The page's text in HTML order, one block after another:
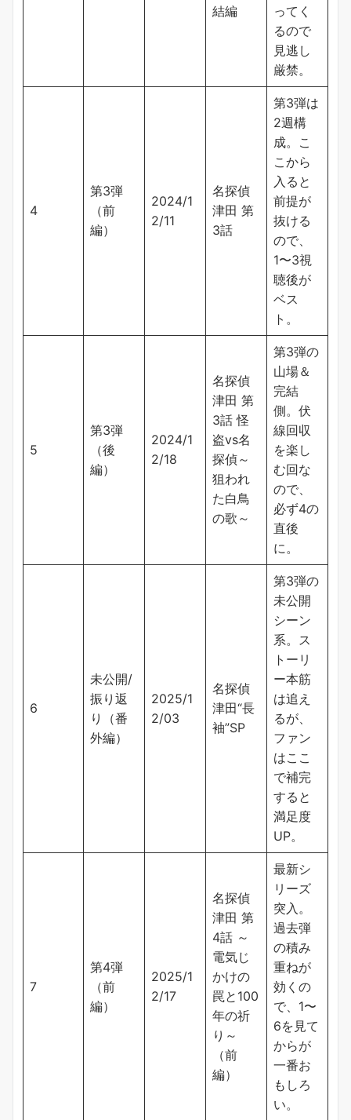
結編
ってく
るので
見逃し
厳禁。
4
第3弾
（前
編）
2024/1
2/11
名探偵
津田 第
3話
第3弾は
2週構
成。こ
こから
入ると
前提が
抜ける
ので、
1〜3視
聴後が
ベス
ト。
5
第3弾
（後
編）
2024/1
2/18
名探偵
津田 第
3話 怪
盗vs名
探偵～
狙われ
た白鳥
の歌～
第3弾の
山場＆
完結
側。伏
線回収
を楽し
む回な
ので、
必ず4の
直後
に。
6
未公開/
振り返
り（番
外編）
2025/1
2/03
名探偵
津田“長
袖”SP
第3弾の
未公開
シーン
系。ス
トーリ
ー本筋
は追え
るが、
ファン
はここ
で補完
すると
満足度
UP。
7
第4弾
（前
編）
2025/1
2/17
名探偵
津田 第
4話 ～
電気じ
かけの
罠と100
年の祈
り～
（前
編）
最新シ
リーズ
突入。
過去弾
の積み
重ねが
効くの
で、1〜
6を見て
からが
一番お
もしろ
い。